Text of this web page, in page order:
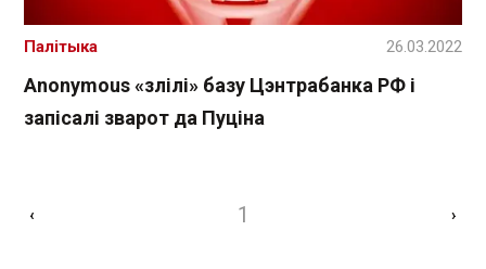
Anonymous «злілі» базу Цэнтрабанка РФ і
запісалі зварот да Пуціна
Палітыка 26.03.2022
‹ 1 ›